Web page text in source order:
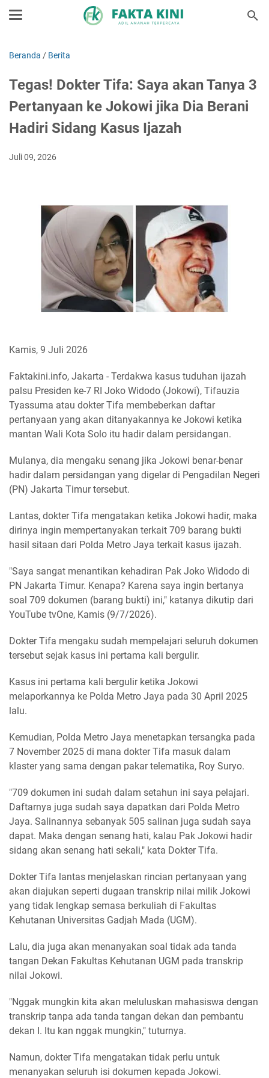
Beranda / Berita
Tegas! Dokter Tifa: Saya akan Tanya 3
Pertanyaan ke Jokowi jika Dia Berani
Hadiri Sidang Kasus Ijazah
Juli 09, 2026
Kamis, 9 Juli 2026
Faktakini.info, Jakarta - Terdakwa kasus tuduhan ijazah
palsu Presiden ke-7 RI Joko Widodo (Jokowi), Tifauzia
Tyassuma atau dokter Tifa membeberkan daftar
pertanyaan yang akan ditanyakannya ke Jokowi ketika
mantan Wali Kota Solo itu hadir dalam persidangan.
Mulanya, dia mengaku senang jika Jokowi benar-benar
hadir dalam persidangan yang digelar di Pengadilan Negeri
(PN) Jakarta Timur tersebut.
Lantas, dokter Tifa mengatakan ketika Jokowi hadir, maka
dirinya ingin mempertanyakan terkait 709 barang bukti
hasil sitaan dari Polda Metro Jaya terkait kasus ijazah.
"Saya sangat menantikan kehadiran Pak Joko Widodo di
PN Jakarta Timur. Kenapa? Karena saya ingin bertanya
soal 709 dokumen (barang bukti) ini," katanya dikutip dari
YouTube tvOne, Kamis (9/7/2026).
Dokter Tifa mengaku sudah mempelajari seluruh dokumen
tersebut sejak kasus ini pertama kali bergulir.
Kasus ini pertama kali bergulir ketika Jokowi
melaporkannya ke Polda Metro Jaya pada 30 April 2025
lalu.
Kemudian, Polda Metro Jaya menetapkan tersangka pada
7 November 2025 di mana dokter Tifa masuk dalam
klaster yang sama dengan pakar telematika, Roy Suryo.
"709 dokumen ini sudah dalam setahun ini saya pelajari.
Daftarnya juga sudah saya dapatkan dari Polda Metro
Jaya. Salinannya sebanyak 505 salinan juga sudah saya
dapat. Maka dengan senang hati, kalau Pak Jokowi hadir
sidang akan senang hati sekali," kata Dokter Tifa.
Dokter Tifa lantas menjelaskan rincian pertanyaan yang
akan diajukan seperti dugaan transkrip nilai milik Jokowi
yang tidak lengkap semasa berkuliah di Fakultas
Kehutanan Universitas Gadjah Mada (UGM).
Lalu, dia juga akan menanyakan soal tidak ada tanda
tangan Dekan Fakultas Kehutanan UGM pada transkrip
nilai Jokowi.
"Nggak mungkin kita akan meluluskan mahasiswa dengan
transkrip tanpa ada tanda tangan dekan dan pembantu
dekan I. Itu kan nggak mungkin," tuturnya.
Namun, dokter Tifa mengatakan tidak perlu untuk
menanyakan seluruh isi dokumen kepada Jokowi.